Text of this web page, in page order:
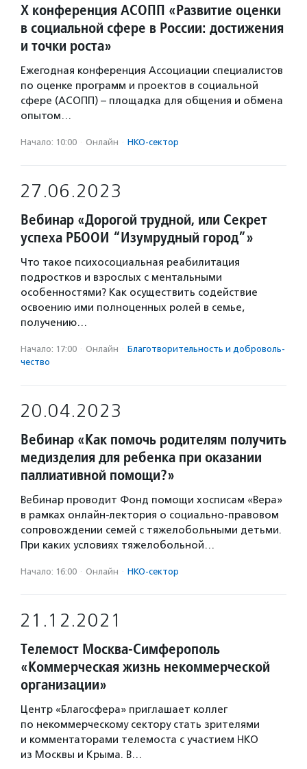
X конференция АСОПП «Развитие оценки
в социальной сфере в России: достижения
и точки роста»
Ежегодная конференция Ассоциации специалистов
по оценке программ и проектов в социальной
сфере (АСОПП) – площадка для общения и обмена
опытом…
Начало: 10:00 · Онлайн · НКО-сектор
27.06.2023
Вебинар «Дорогой трудной, или Секрет
успеха РБООИ “Изумрудный город”»
Что такое психосоциальная реабилитация
подростков и взрослых с ментальными
особенностями? Как осуществить содействие
освоению ими полноценных ролей в семье,
получению…
Начало: 17:00 · Онлайн · Благотвори­тель­ность и доброволь­
чест­во
20.04.2023
Вебинар «Как помочь родителям получить
медизделия для ребенка при оказании
паллиативной помощи?»
Вебинар проводит Фонд помощи хосписам «Вера»
в рамках онлайн-лектория о социально-правовом
сопровождении семей с тяжелобольными детьми.
При каких условиях тяжелобольной…
Начало: 16:00 · Онлайн · НКО-сектор
21.12.2021
Телемост Москва-Симферополь
«Коммерческая жизнь некоммерческой
организации»
Центр «Благосфера» приглашает коллег
по некоммерческому сектору стать зрителями
и комментаторами телемоста с участием НКО
из Москвы и Крыма. В…